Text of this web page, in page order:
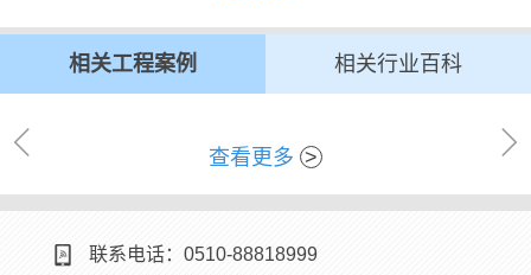
相关工程案例
相关行业百科
查看更多 >
查看更多 >
联系电话：0510-88818999